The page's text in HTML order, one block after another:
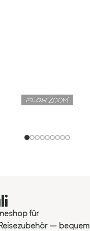
für
– bequem